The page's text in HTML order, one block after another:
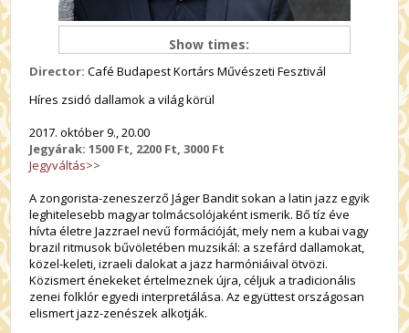
Show times:
Director: Café Budapest Kortárs Művészeti Fesztivál
Híres zsidó dallamok a világ körül
2017. október 9., 20.00
Jegyárak: 1500 Ft, 2200 Ft, 3000 Ft
Jegyváltás>>
A zongorista-zeneszerző Jáger Bandit sokan a latin jazz egyik
leghitelesebb magyar tolmácsolójaként ismerik. Bő tíz éve
hívta életre Jazzrael nevű formációját, mely nem a kubai vagy
brazil ritmusok bűvöletében muzsikál: a szefárd dallamokat,
közel-keleti, izraeli dalokat a jazz harmóniáival ötvözi.
Közismert énekeket értelmeznek újra, céljuk a tradicionális
zenei folklór egyedi interpretálása. Az együttest országosan
elismert jazz-zenészek alkotják.